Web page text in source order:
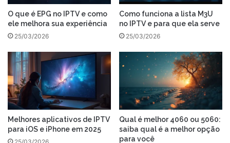
O que é EPG no IPTV e como
ele melhora sua experiência
25/03/2026
Como funciona a lista M3U
no IPTV e para que ela serve
25/03/2026
Melhores aplicativos de IPTV
para iOS e iPhone em 2025
Qual é melhor 4060 ou 5060:
saiba qual é a melhor opção
para você